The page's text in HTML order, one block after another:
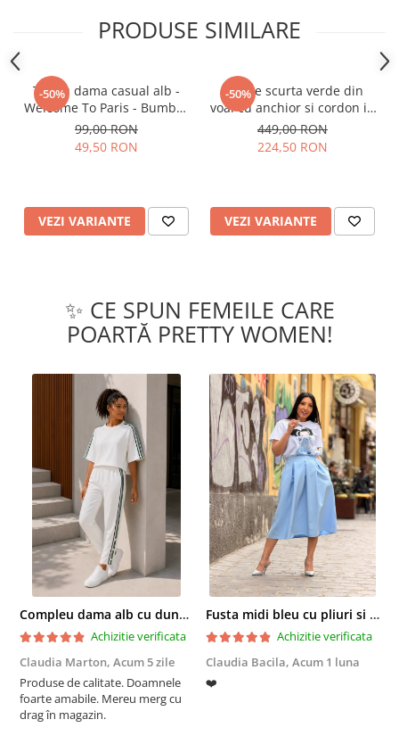
PRODUSE SIMILARE
-50%
Tricou dama casual alb -
Welcome To Paris - Bumbac
Organic
99,00 RON
49,50 RON
VEZI VARIANTE
-50%
Rochie scurta verde din
voal cu anchior si cordon in
talie
449,00 RON
224,50 RON
VEZI VARIANTE
✨ CE SPUN FEMEILE CARE
POARTĂ PRETTY WOMEN!
Compleu dama alb cu dungi laterale in nuante de verde si negru
Achizitie verificata
Claudia Marton, Acum 5 zile
Produse de calitate. Doamnele
foarte amabile. Mereu merg cu
drag în magazin.
Fusta midi bleu cu pliuri si buzunare
Achizitie verificata
Claudia Bacila, Acum 1 luna
❤️